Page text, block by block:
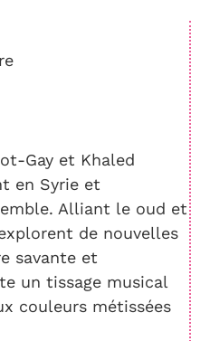
Gay et Khaled
en Syrie et
Alliant le oud et
de nouvelles
savante et
un tissage musical
couleurs métissées